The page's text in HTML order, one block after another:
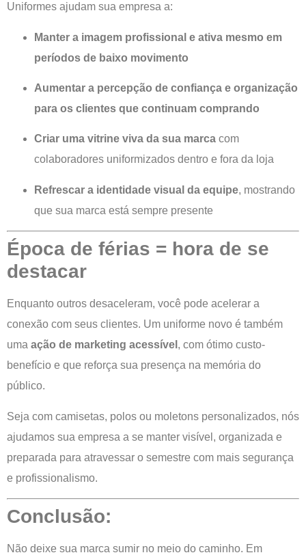
Uniformes ajudam sua empresa a:
Manter a imagem profissional e ativa mesmo em
períodos de baixo movimento
Aumentar a percepção de confiança e organização
para os clientes que continuam comprando
Criar uma vitrine viva da sua marca com
colaboradores uniformizados dentro e fora da loja
Refrescar a identidade visual da equipe, mostrando
que sua marca está sempre presente
Época de férias = hora de se
destacar
Enquanto outros desaceleram, você pode acelerar a
conexão com seus clientes. Um uniforme novo é também
uma ação de marketing acessível , com ótimo custo-
benefício e que reforça sua presença na memória do
público.
Seja com camisetas, polos ou moletons personalizados, nós
ajudamos sua empresa a se manter visível, organizada e
preparada para atravessar o semestre com mais segurança
e profissionalismo.
Conclusão:
Não deixe sua marca sumir no meio do caminho. Em